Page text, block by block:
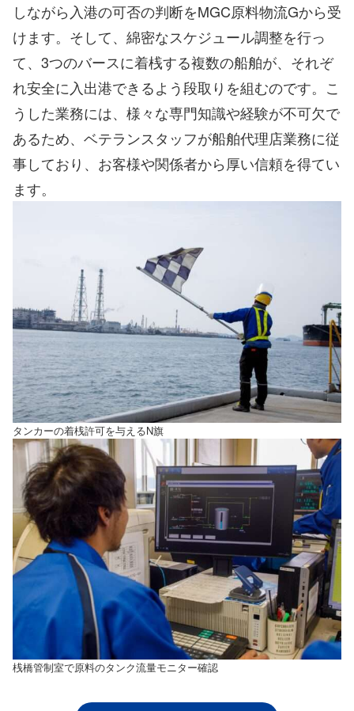
しながら入港の可否の判断をMGC原料物流Gから受
けます。そして、綿密なスケジュール調整を行っ
て、3つのバースに着桟する複数の船舶が、それぞ
れ安全に入出港できるよう段取りを組むのです。こ
うした業務には、様々な専門知識や経験が不可欠で
あるため、ベテランスタッフが船舶代理店業務に従
事しており、お客様や関係者から厚い信頼を得てい
ます。
タンカーの着桟許可を与えるN旗
桟橋管制室で原料のタンク流量モニター確認